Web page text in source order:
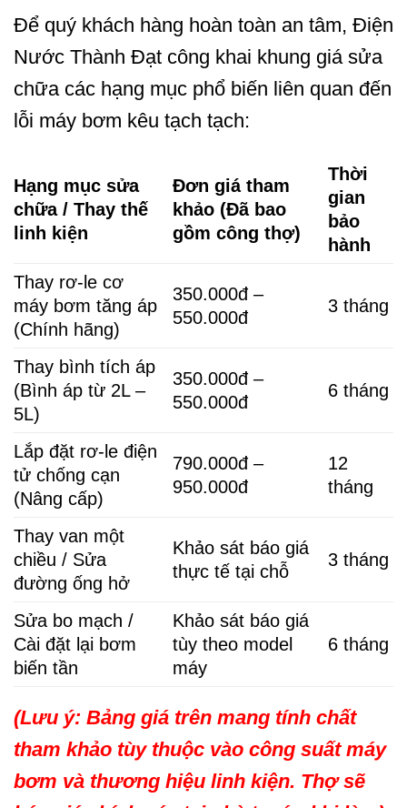
Để quý khách hàng hoàn toàn an tâm, Điện
Nước Thành Đạt công khai khung giá sửa
chữa các hạng mục phổ biến liên quan đến
lỗi máy bơm kêu tạch tạch:
Hạng mục sửa
chữa / Thay thế
linh kiện
Đơn giá tham
khảo (Đã bao
gồm công thợ)
Thời
gian
bảo
hành
Thay rơ-le cơ
máy bơm tăng áp
(Chính hãng)
350.000đ –
550.000đ
3 tháng
Thay bình tích áp
(Bình áp từ 2L –
5L)
350.000đ –
550.000đ
6 tháng
Lắp đặt rơ-le điện
tử chống cạn
(Nâng cấp)
790.000đ –
950.000đ
12
tháng
Thay van một
chiều / Sửa
đường ống hở
Khảo sát báo giá
thực tế tại chỗ
3 tháng
Sửa bo mạch /
Cài đặt lại bơm
biến tần
Khảo sát báo giá
tùy theo model
máy
6 tháng
(Lưu ý: Bảng giá trên mang tính chất
tham khảo tùy thuộc vào công suất máy
bơm và thương hiệu linh kiện. Thợ sẽ